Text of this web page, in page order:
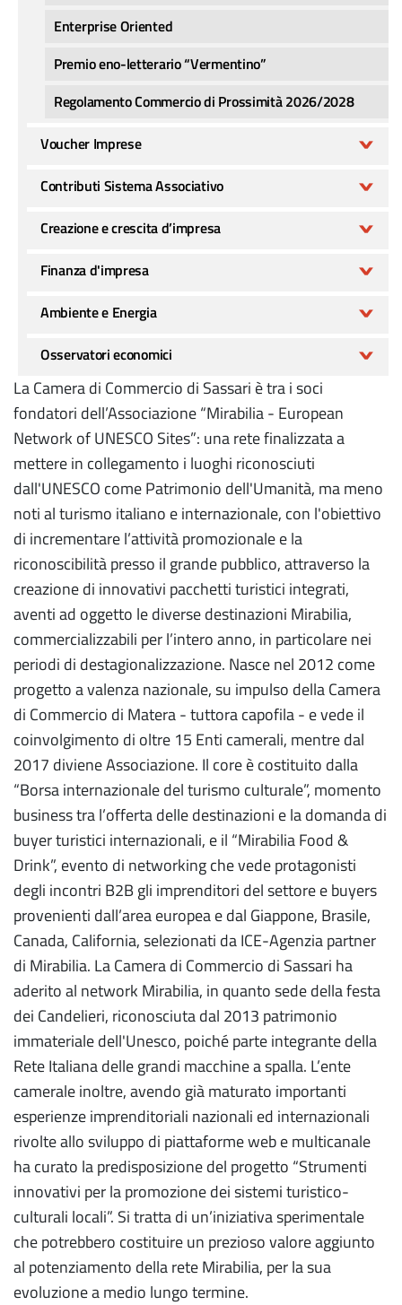
La Camera di Commercio di Sassari è tra i soci
fondatori dell’Associazione “Mirabilia - European
Network of UNESCO Sites”: una rete finalizzata a
mettere in collegamento i luoghi riconosciuti
dall'UNESCO come Patrimonio dell'Umanità, ma meno
noti al turismo italiano e internazionale, con l'obiettivo
di incrementare l’attività promozionale e la
riconoscibilità presso il grande pubblico, attraverso la
creazione di innovativi pacchetti turistici integrati,
aventi ad oggetto le diverse destinazioni Mirabilia,
commercializzabili per l’intero anno, in particolare nei
periodi di destagionalizzazione. Nasce nel 2012 come
progetto a valenza nazionale, su impulso della Camera
di Commercio di Matera - tuttora capofila - e vede il
coinvolgimento di oltre 15 Enti camerali, mentre dal
2017 diviene Associazione. Il core è costituito dalla
“Borsa internazionale del turismo culturale”, momento
business tra l’offerta delle destinazioni e la domanda di
buyer turistici internazionali, e il “Mirabilia Food &
Drink”, evento di networking che vede protagonisti
degli incontri B2B gli imprenditori del settore e buyers
provenienti dall’area europea e dal Giappone, Brasile,
Canada, California, selezionati da ICE-Agenzia partner
di Mirabilia. La Camera di Commercio di Sassari ha
aderito al network Mirabilia, in quanto sede della festa
dei Candelieri, riconosciuta dal 2013 patrimonio
immateriale dell'Unesco, poiché parte integrante della
Rete Italiana delle grandi macchine a spalla. L’ente
camerale inoltre, avendo già maturato importanti
esperienze imprenditoriali nazionali ed internazionali
rivolte allo sviluppo di piattaforme web e multicanale
ha curato la predisposizione del progetto “Strumenti
innovativi per la promozione dei sistemi turistico-
culturali locali”. Si tratta di un’iniziativa sperimentale
che potrebbero costituire un prezioso valore aggiunto
al potenziamento della rete Mirabilia, per la sua
evoluzione a medio lungo termine.
Enterprise Oriented
Premio eno-letterario “Vermentino”
Regolamento Commercio di Prossimità 2026/2028
Voucher Imprese
Contributi Sistema Associativo
Creazione e crescita d’impresa
Finanza d'impresa
Ambiente e Energia
Osservatori economici